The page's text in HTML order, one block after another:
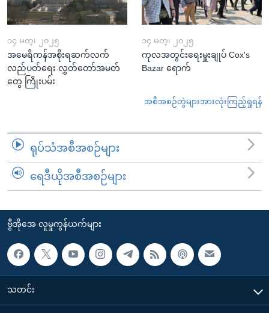
၁၄ မတ္၊ ၂၀၂၅
အမေရိကန်အစိုးရဆက်လက်
လည်ပတ်ရေး လွှတ်တော်အမတ်
တွေ ကြိုးပမ်း
၁၄ မတ္၊ ၂၀၂၅
ကုလအတွင်းရေးမှူးချုပ် Cox's
Bazar ရောက်
အစီအစဉ်တွဲများအားလုံးကြည့်ရှုရန်
ရုပ်သံအစီအစဉ်များ
ရေဒီယိုအစီအစဉ်များ
ဗွီအိုအေ လူမှုကွန်ယက်များ
သတင်း